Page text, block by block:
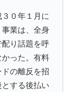
０年１月に
業は、全身
り話題を呼
った。有料
の離反を招
する後払い